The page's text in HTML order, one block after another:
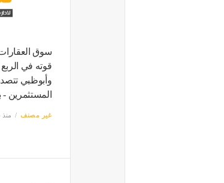
سوق
وأبوظبي
المستثمرين -
غير مصنف منذ 34 دقيقة